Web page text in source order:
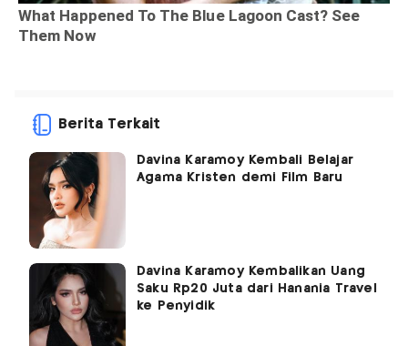
Berita Terkait
Davina Karamoy Kembali Belajar
Agama Kristen demi Film Baru
Davina Karamoy Kembalikan Uang
Saku Rp20 Juta dari Hanania Travel
ke Penyidik